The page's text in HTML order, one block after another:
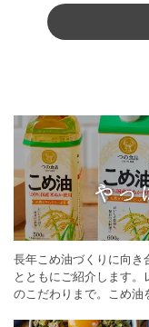
長年こめ油づくりに向
とともにご紹介します
のこだわりまで。こめ